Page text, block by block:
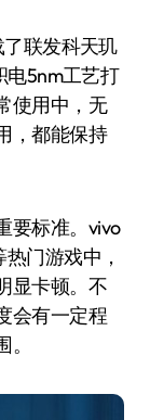
联发科天玑
电5nm工艺打
使用中，无
，都能保持
标准。vivo
门游戏中，
显卡顿。不
会有一定程